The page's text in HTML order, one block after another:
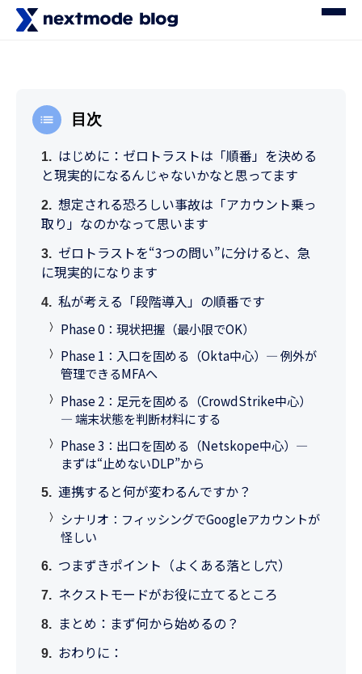
目次
はじめに：ゼロトラストは「順番」を決める
と現実的になるんじゃないかなと思ってます
想定される恐ろしい事故は「アカウント乗っ
取り」なのかなって思います
ゼロトラストを“3つの問い”に分けると、急
に現実的になります
私が考える「段階導入」の順番です
Phase 0：現状把握（最小限でOK）
Phase 1：入口を固める（Okta中心）— 例外が
管理できるMFAへ
Phase 2：足元を固める（CrowdStrike中心）
— 端末状態を判断材料にする
Phase 3：出口を固める（Netskope中心）—
まずは“止めないDLP”から
連携すると何が変わるんですか？
シナリオ：フィッシングでGoogleアカウントが
怪しい
つまずきポイント（よくある落とし穴）
ネクストモードがお役に立てるところ
まとめ：まず何から始めるの？
おわりに：